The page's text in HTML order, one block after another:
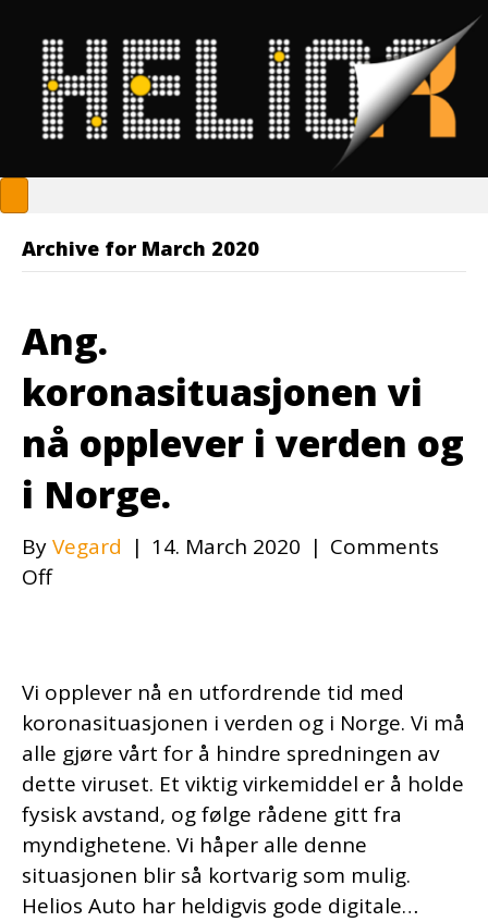
Archive for March 2020
Ang.
koronasituasjonen vi
nå opplever i verden og
i Norge.
ByVegard | 14. March 2020 | Comments
Offon
nå
opplever
i
verden
og
i
Norge.
Vi opplever nå en utfordrende tid med
koronasituasjonen i verden og i Norge. Vi må
alle gjøre vårt for å hindre spredningen av
dette viruset. Et viktig virkemiddel er å holde
fysisk avstand, og følge rådene gitt fra
myndighetene. Vi håper alle denne
situasjonen blir så kortvarig som mulig.
Helios Auto har heldigvis gode digitale…